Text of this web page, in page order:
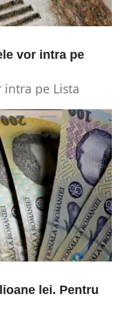
vor intra pe
intra pe Lista
lei. Pentru